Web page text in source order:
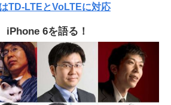
TD-LTEとVoLTEに対応
6を語る！